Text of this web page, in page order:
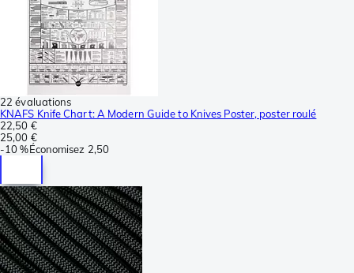
22 évaluations
KNAFS Knife Chart: A Modern Guide to Knives Poster, poster roulé
22,50 €
25,00 €
-10 %Économisez 2,50